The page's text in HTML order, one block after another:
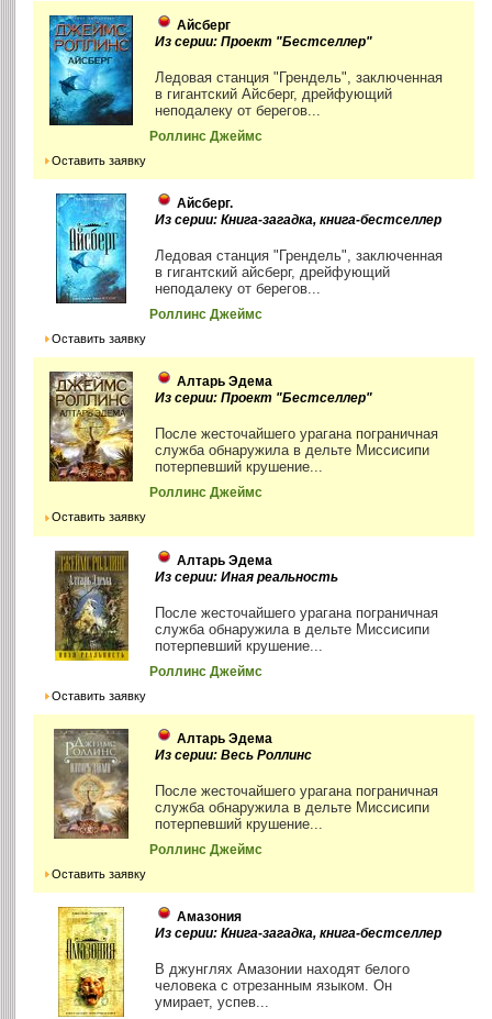
Айсберг
Из серии: Проект "Бестселлер"
Ледовая станция "Грендель", заключенная
в гигантский Айсберг, дрейфующий
неподалеку от берегов...
Роллинс Джеймс
Оставить заявку
Айсберг.
Из серии: Книга-загадка, книга-бестселлер
Ледовая станция "Грендель", заключенная
в гигантский айсберг, дрейфующий
неподалеку от берегов...
Роллинс Джеймс
Оставить заявку
Алтарь Эдема
Из серии: Проект "Бестселлер"
После жесточайшего урагана пограничная
служба обнаружила в дельте Миссисипи
потерпевший крушение...
Роллинс Джеймс
Оставить заявку
Алтарь Эдема
Из серии: Иная реальность
После жесточайшего урагана пограничная
служба обнаружила в дельте Миссисипи
потерпевший крушение...
Роллинс Джеймс
Оставить заявку
Алтарь Эдема
Из серии: Весь Роллинс
После жесточайшего урагана пограничная
служба обнаружила в дельте Миссисипи
потерпевший крушение...
Роллинс Джеймс
Оставить заявку
Амазония
Из серии: Книга-загадка, книга-бестселлер
В джунглях Амазонии находят белого
человека с отрезанным языком. Он
умирает, успев...